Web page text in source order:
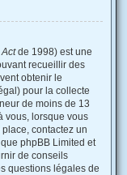
de 1998) est une
recueillir des
obtenir le
pour la collecte
de moins de 13
vous, lorsque vous
contactez un
phpBB Limited et
de conseils
questions légales de